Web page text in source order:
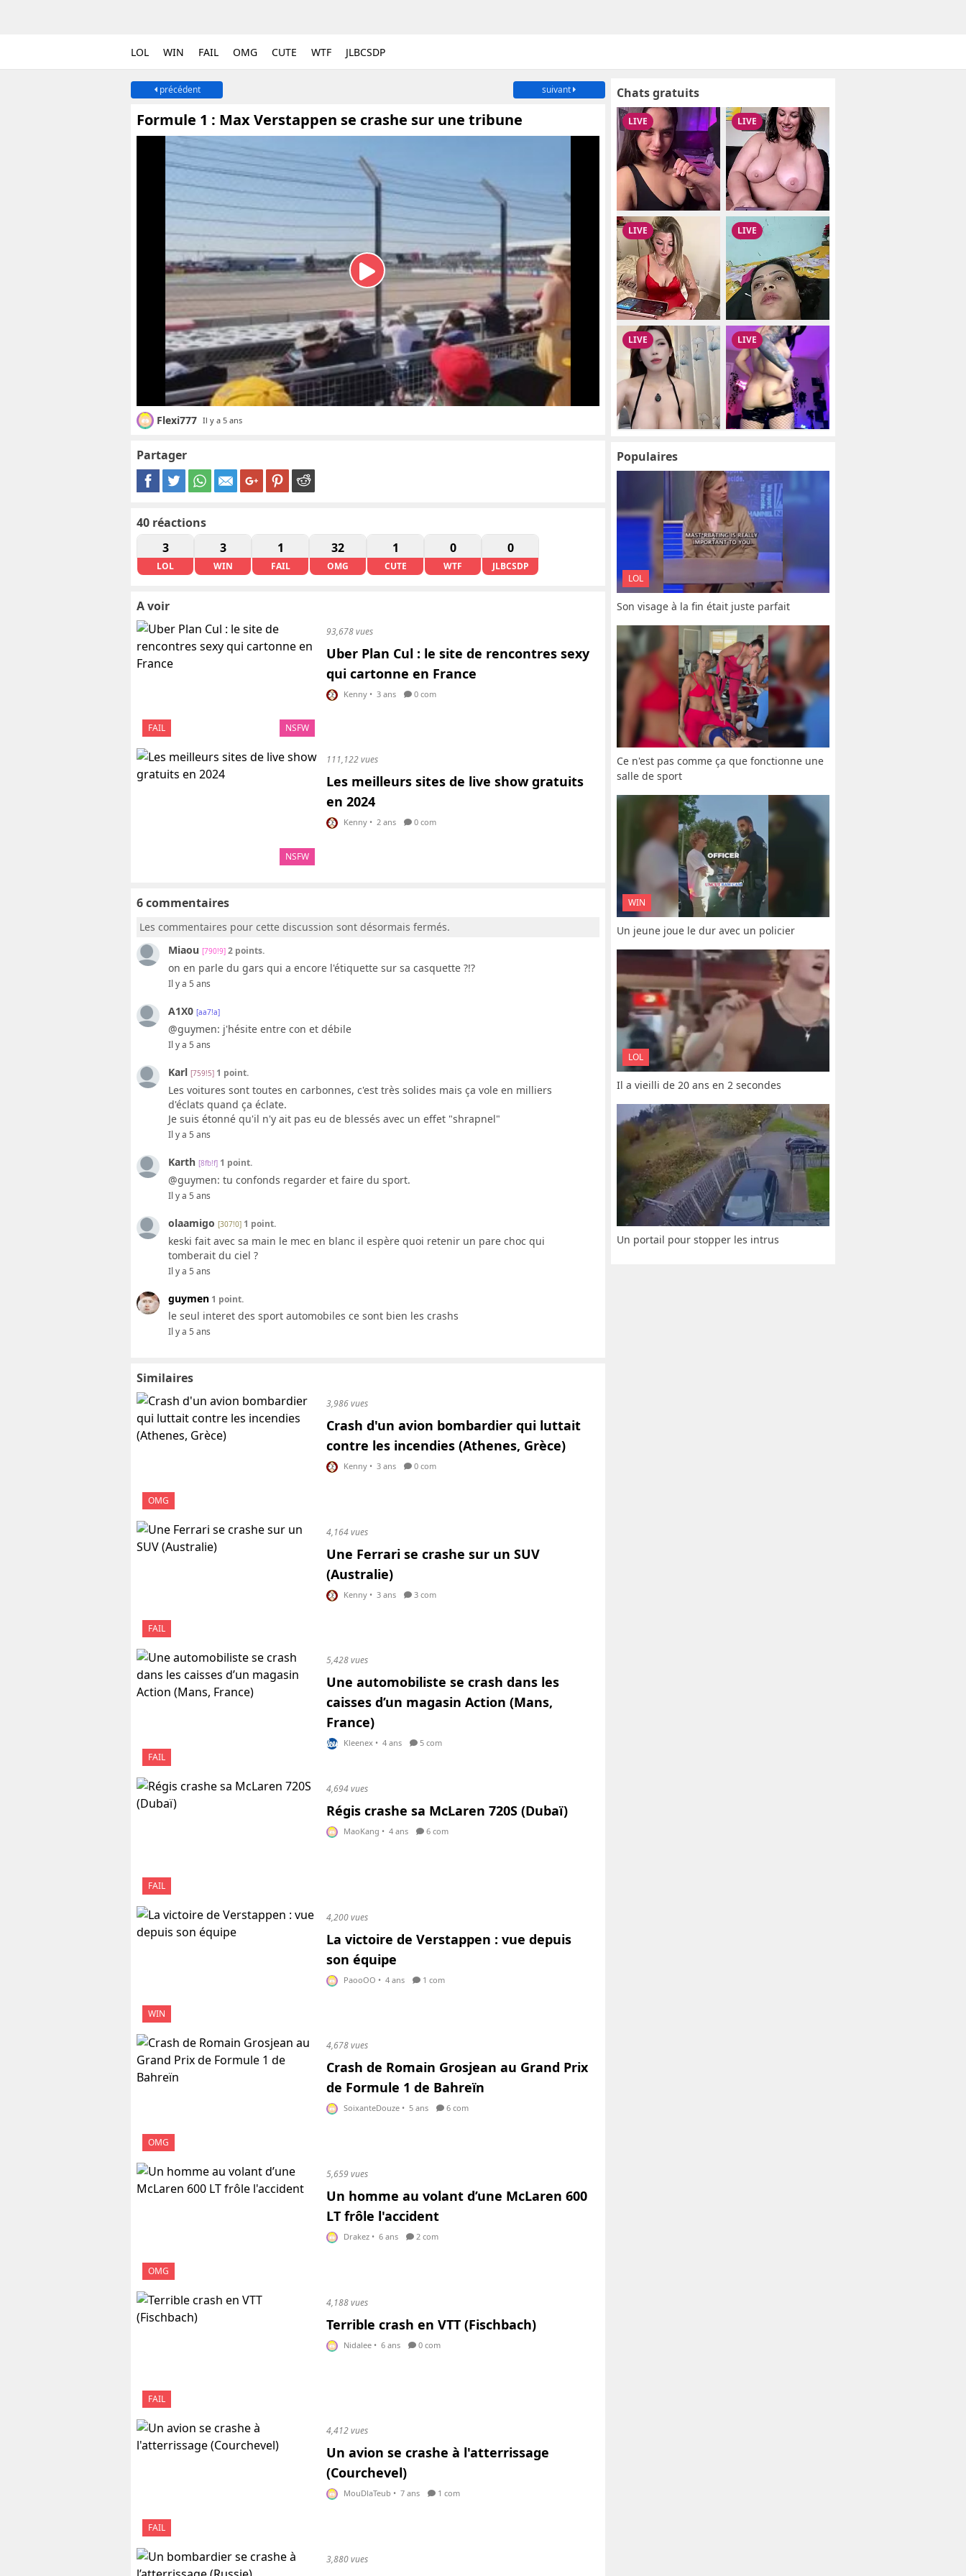
LOL WIN FAIL OMG CUTE WTF JLBCSDP
précédent suivant
Formule 1 : Max Verstappen se crashe sur une tribune
Flexi777 Il y a 5 ans
Partager
40 réactions
3
LOL
3
WIN
1
FAIL
32
OMG
1
CUTE
0
WTF
0
JLBCSDP
A voir
FAIL NSFW
93,678 vues
Uber Plan Cul : le site de rencontres sexy
qui cartonne en France
Kenny • 3 ans 0 com
NSFW
111,122 vues
Les meilleurs sites de live show gratuits
en 2024
Kenny • 2 ans 0 com
6 commentaires
Les commentaires pour cette discussion sont désormais fermés.
Miaou [790!9] 2 points.
on en parle du gars qui a encore l'étiquette sur sa casquette ?!?
Il y a 5 ans
A1X0 [aa7!a]
@guymen: j'hésite entre con et débile
Il y a 5 ans
Karl [759!5] 1 point.
Les voitures sont toutes en carbonnes, c'est très solides mais ça vole en milliers
d'éclats quand ça éclate.
Je suis étonné qu'il n'y ait pas eu de blessés avec un effet "shrapnel"
Il y a 5 ans
Karth [8fb!f] 1 point.
@guymen: tu confonds regarder et faire du sport.
Il y a 5 ans
olaamigo [307!0] 1 point.
keski fait avec sa main le mec en blanc il espère quoi retenir un pare choc qui
tomberait du ciel ?
Il y a 5 ans
guymen 1 point.
le seul interet des sport automobiles ce sont bien les crashs
Il y a 5 ans
Similaires
OMG
3,986 vues
Crash d'un avion bombardier qui luttait
contre les incendies (Athenes, Grèce)
Kenny • 3 ans 0 com
FAIL
4,164 vues
Une Ferrari se crashe sur un SUV
(Australie)
Kenny • 3 ans 3 com
FAIL
5,428 vues
Une automobiliste se crash dans les
caisses d’un magasin Action (Mans,
France)
Kleenex • 4 ans 5 com
FAIL
4,694 vues
Régis crashe sa McLaren 720S (Dubaï)
MaoKang • 4 ans 6 com
WIN
4,200 vues
La victoire de Verstappen : vue depuis
son équipe
PaooOO • 4 ans 1 com
OMG
4,678 vues
Crash de Romain Grosjean au Grand Prix
de Formule 1 de Bahreïn
SoixanteDouze • 5 ans 6 com
OMG
5,659 vues
Un homme au volant d’une McLaren 600
LT frôle l'accident
Drakez • 6 ans 2 com
FAIL
4,188 vues
Terrible crash en VTT (Fischbach)
Nidalee • 6 ans 0 com
FAIL
4,412 vues
Un avion se crashe à l'atterrissage
(Courchevel)
MouDlaTeub • 7 ans 1 com
3,880 vues
Chats gratuits
Populaires
LOL
Son visage à la fin était juste parfait
Ce n'est pas comme ça que fonctionne une
salle de sport
WIN
Un jeune joue le dur avec un policier
LOL
Il a vieilli de 20 ans en 2 secondes
Un portail pour stopper les intrus